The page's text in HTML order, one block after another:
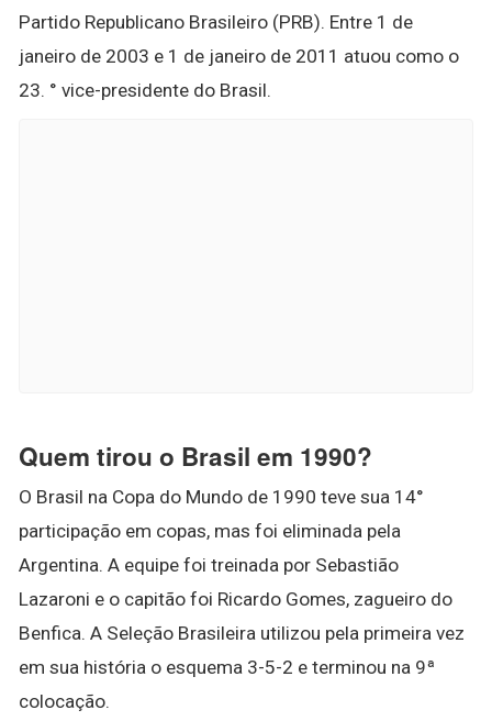
Partido Republicano Brasileiro (PRB). Entre 1 de
janeiro de 2003 e 1 de janeiro de 2011 atuou como o
23. ° vice-presidente do Brasil.
Quem tirou o Brasil em 1990?
O Brasil na Copa do Mundo de 1990 teve sua 14°
participação em copas, mas foi eliminada pela
Argentina. A equipe foi treinada por Sebastião
Lazaroni e o capitão foi Ricardo Gomes, zagueiro do
Benfica. A Seleção Brasileira utilizou pela primeira vez
em sua história o esquema 3-5-2 e terminou na 9ª
colocação.